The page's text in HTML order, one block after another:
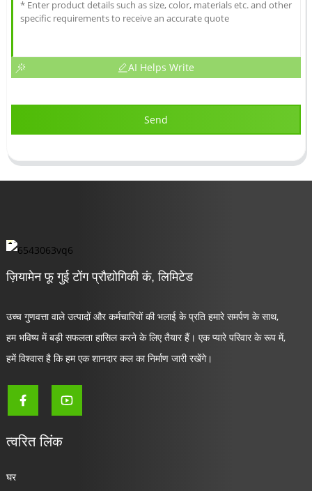
AI Helps Write
Send
ज़ियामेन फू गुई टोंग प्रौद्योगिकी कं, लिमिटेड
उच्च गुणवत्ता वाले उत्पादों और कर्मचारियों की भलाई के प्रति हमारे समर्पण के साथ,
हम भविष्य में बड़ी सफलता हासिल करने के लिए तैयार हैं। एक प्यारे परिवार के रूप में,
हमें विश्वास है कि हम एक शानदार कल का निर्माण जारी रखेंगे।
त्वरित लिंक
घर